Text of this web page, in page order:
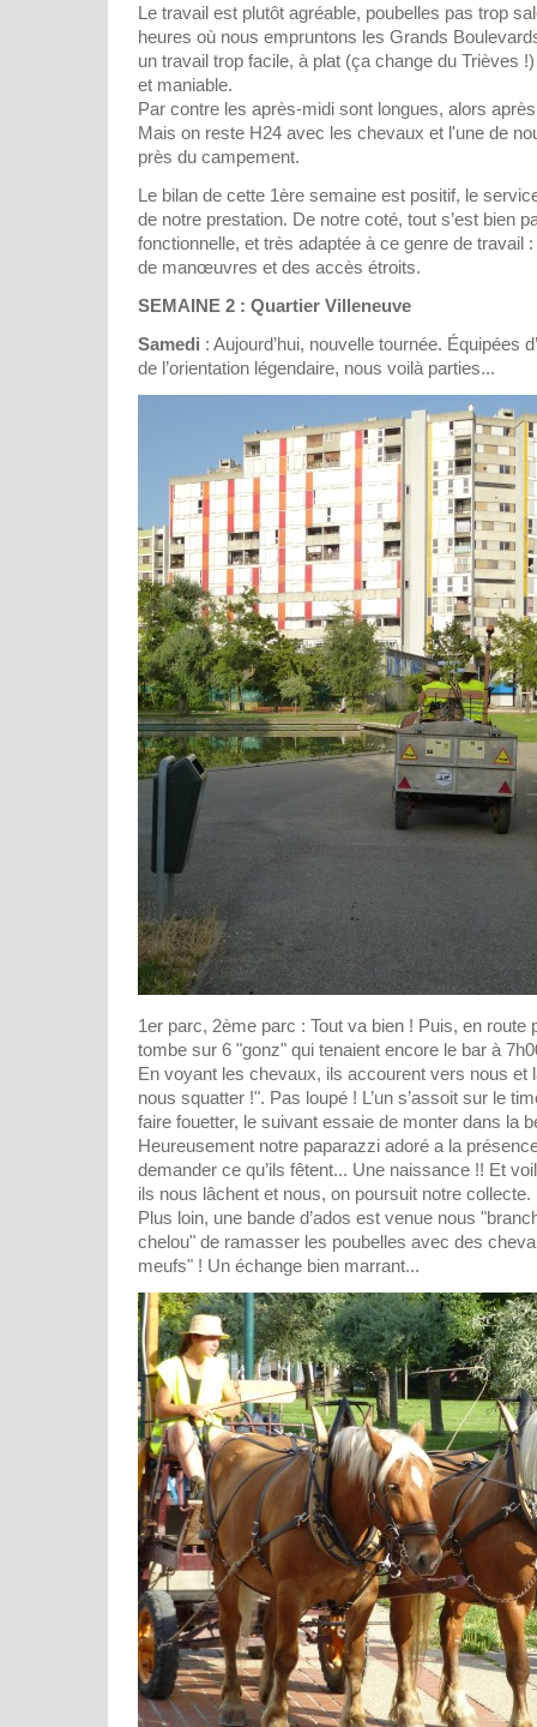
Le travail est plutôt agréable, poubelles pas trop
heures où nous empruntons les Grands
un travail trop facile, à plat (ça change du Trièves
et maniable.
Par contre les après-midi sont longues, alors
Mais on reste H24 avec les chevaux et l'une de
près du campement.
Le bilan de cette 1ère semaine est positif, le
de notre prestation. De notre coté, tout s’est bien
fonctionnelle, et très adaptée à ce genre de travail
de manœuvres et des accès étroits.
SEMAINE 2 : Quartier Villeneuve
Samedi : Aujourd’hui, nouvelle tournée. Équipées
de l’orientation légendaire, nous voilà parties...
1er parc, 2ème parc : Tout va bien ! Puis, en route
tombe sur 6 "gonz" qui tenaient encore le bar à
En voyant les chevaux, ils accourent vers nous et
nous squatter !". Pas loupé ! L’un s’assoit sur le
faire fouetter, le suivant essaie de monter dans la
Heureusement notre paparazzi adoré a la
demander ce qu’ils fêtent... Une naissance !! Et
ils nous lâchent et nous, on poursuit notre collecte.
Plus loin, une bande d’ados est venue nous
chelou" de ramasser les poubelles avec des
meufs" ! Un échange bien marrant...